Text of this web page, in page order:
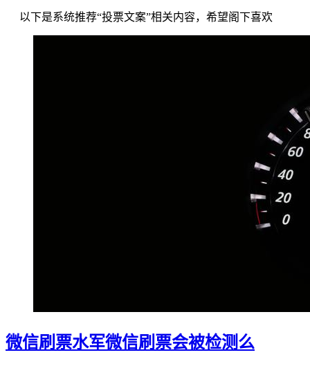
以下是系统推荐“投票文案”相关内容，希望阁下喜欢
微信刷票水军微信刷票会被检测么